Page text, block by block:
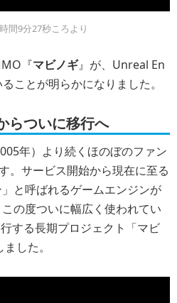
間9分27秒ころより
『マビノギ』が、Unreal En
ことが明らかになりました。
らついに移行へ
年）より続くほのぼのファン
。サービス開始から現在に至る
と呼ばれるゲームエンジンが
の度ついに幅広く使われてい
する長期プロジェクト「マビ
した。